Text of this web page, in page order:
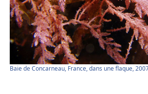
Baie de Concarneau, France, dans une flaque,